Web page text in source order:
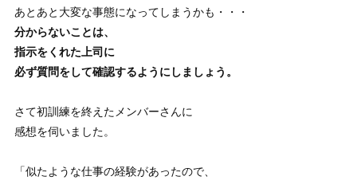
あとあと大変な事態になってしまうかも・・・
分からないことは、
指示をくれた上司に
必ず質問をして確認するようにしましょう。
さて初訓練を終えたメンバーさんに
感想を伺いました。
「似たような仕事の経験があったので、